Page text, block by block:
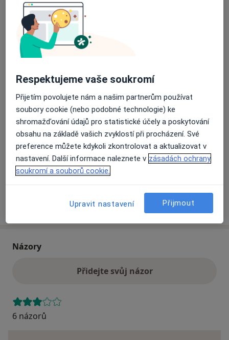
Soukromá zubní ordinace
Okružní 2160, Nymburk
Přiblížit mapu
se otevře v nové záložce
Dostupnost
Na této adrese online kalendář není aktivní
Co mám v takové situaci udělat?
Způsoby platby (soukromé návštěvy)
Na teto adrese lékař přijímá pacienty na pojišťovnu
Detaily
Víceo adrese
Názory
Přidejte svůj názor
6 názorů
Respektujeme vaše soukromí
Přijetím povolujete nám a našim partnerům používat
soubory cookie (nebo podobné technologie) ke
shromažďování údajů pro statistické účely a poskytování
obsahu na základě vašich zvyklostí při procházení. Své
preference můžete kdykoli zkontrolovat a aktualizovat v
nastavení. Další informace naleznete v zásadách ochrany
soukromí a souborů cookie.
Upravit nastavení Přijmout